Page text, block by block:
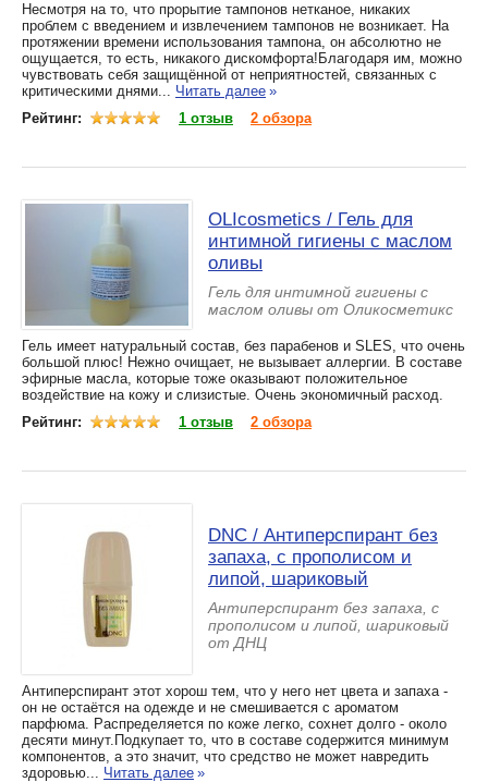
Несмотря на то, что прорытие тампонов нетканое, никаких
проблем с введением и извлечением тампонов не возникает. На
протяжении времени использования тампона, он абсолютно не
ощущается, то есть, никакого дискомфорта!Благодаря им, можно
чувствовать себя защищённой от неприятностей, связанных с
критическими днями... Читать далее »
Рейтинг:
1 отзыв 2 обзора
OLIcosmetics / Гель для
интимной гигиены с маслом
оливы
Гель для интимной гигиены с
маслом оливы от Оликосметикс
Гель имеет натуральный состав, без парабенов и SLES, что очень
большой плюс! Нежно очищает, не вызывает аллергии. В составе
эфирные масла, которые тоже оказывают положительное
воздействие на кожу и слизистые. Очень экономичный расход.
Рейтинг:
1 отзыв 2 обзора
DNC / Антиперспирант без
запаха, с прополисом и
липой, шариковый
Антиперспирант без запаха, с
прополисом и липой, шариковый
от ДНЦ
Антиперспирант этот хорош тем, что у него нет цвета и запаха -
он не остаётся на одежде и не смешивается с ароматом
парфюма. Распределяется по коже легко, сохнет долго - около
десяти минут.Подкупает то, что в составе содержится минимум
компонентов, а это значит, что средство не может навредить
здоровью... Читать далее »